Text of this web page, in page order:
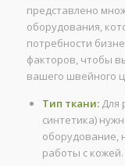
представлено
оборудования,
потребности
факторов, чтобы
вашего швейного
Тип ткани:Для
синтетика)
оборудование,
работы с кожей.